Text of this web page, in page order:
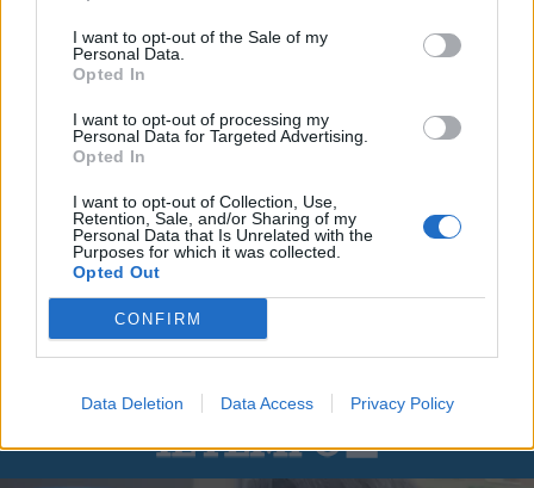
I want to opt-out of the Sale of my
Personal Data.
Opted In
I want to opt-out of processing my
Personal Data for Targeted Advertising.
Opted In
I want to opt-out of Collection, Use,
Retention, Sale, and/or Sharing of my
Personal Data that Is Unrelated with the
Purposes for which it was collected.
Opted Out
CONFIRM
Data Deletion Data Access Privacy Policy